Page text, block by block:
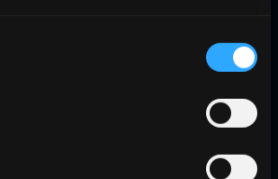
óseo esponjoso de origen porcino,ya
características de manejabilidad.